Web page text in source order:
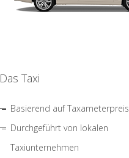
Das Taxi
Basierend auf Taxameterpreis
Durchgeführt von lokalen
Taxiunternehmen